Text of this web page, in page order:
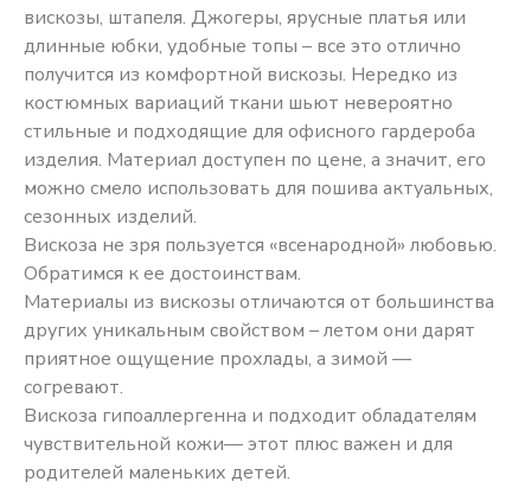
вискозы, штапеля. Джогеры, ярусные платья или
длинные юбки, удобные топы – все это отлично
получится из комфортной вискозы. Нередко из
костюмных вариаций ткани шьют невероятно
стильные и подходящие для офисного гардероба
изделия. Материал доступен по цене, а значит, его
можно смело использовать для пошива актуальных,
сезонных изделий.
Вискоза не зря пользуется «всенародной» любовью.
Обратимся к ее достоинствам.
Материалы из вискозы отличаются от большинства
других уникальным свойством – летом они дарят
приятное ощущение прохлады, а зимой —
согревают.
Вискоза гипоаллергенна и подходит обладателям
чувствительной кожи— этот плюс важен и для
родителей маленьких детей.